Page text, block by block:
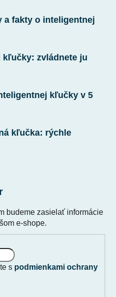
a fakty o inteligentnej
zvládnete ju
kľučky v 5
kľučka: rýchle
budeme zasielať informácie
e-shope.
s podmienkami ochrany